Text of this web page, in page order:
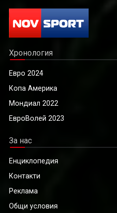
Хронология
Евро 2024
Копа Америка
Мондиал 2022
ЕвроВолей 2023
За нас
Енциклопедия
Контакти
Реклама
Общи условия